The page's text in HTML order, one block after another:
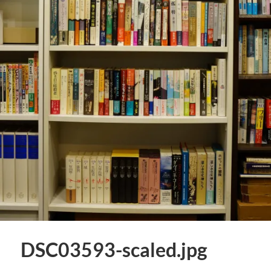
DSC03593-scaled.jpg